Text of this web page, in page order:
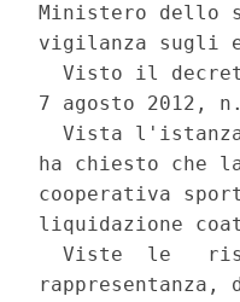
Ministero dello
vigilanza sugli
Visto il
7 agosto 2012,
Vista
ha chiesto
cooperativa
liquidazione
Viste  le